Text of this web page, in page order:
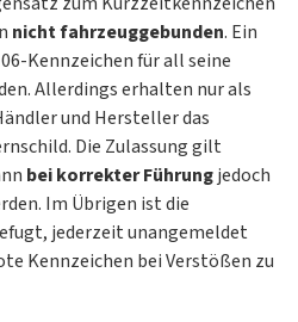
nicht fahrzeuggebunden. Ein
Kennzeichen für all seine
Allerdings erhalten nur als
und Hersteller das
Die Zulassung gilt
bei korrekter Führungjedoch
Im Übrigen ist die
jederzeit unangemeldet
Kennzeichen bei Verstößen zu